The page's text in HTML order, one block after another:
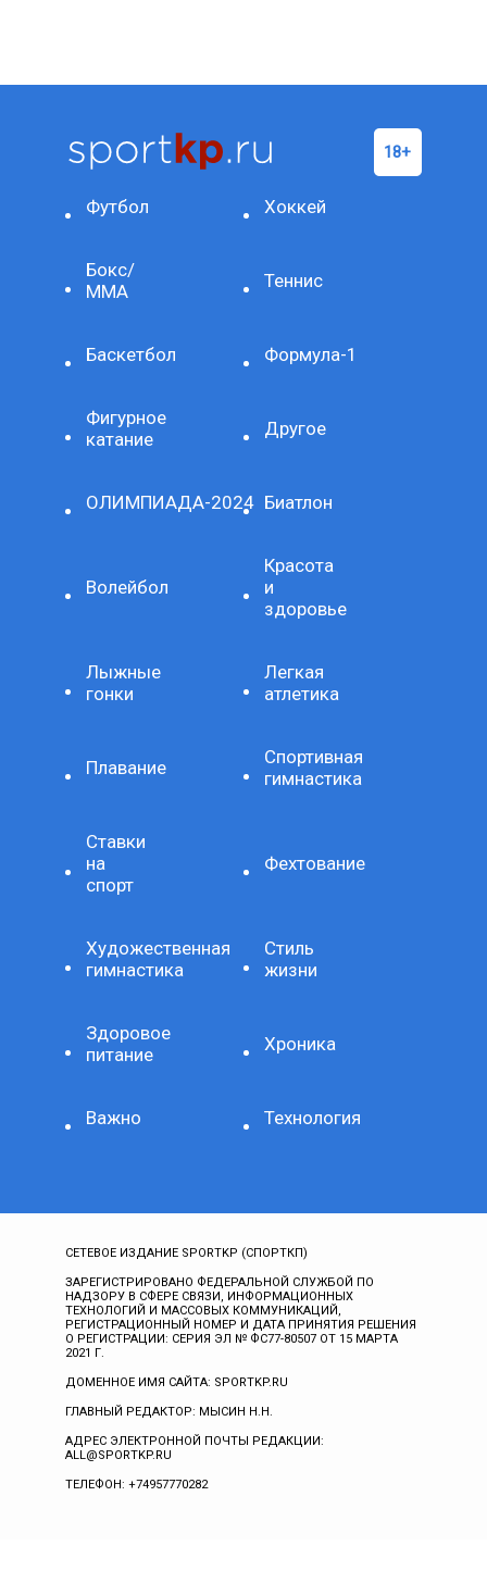
Футбол Хоккей
Бокс/
ММА
Теннис
Баскетбол Формула-1
Фигурное
катание
Другое
ОЛИМПИАДА-2024 Биатлон
Волейбол
Красота
и
здоровье
Лыжные
гонки
Легкая
атлетика
Плавание
Спортивная
гимнастика
Ставки
на
спорт
Фехтование
Художественная
гимнастика
Стиль
жизни
Здоровое
питание
Хроника
Важно Технология
СЕТЕВОЕ ИЗДАНИЕ SPORTKP (СПОРТКП)
ЗАРЕГИСТРИРОВАНО ФЕДЕРАЛЬНОЙ СЛУЖБОЙ ПО
НАДЗОРУ В СФЕРЕ СВЯЗИ, ИНФОРМАЦИОННЫХ
ТЕХНОЛОГИЙ И МАССОВЫХ КОММУНИКАЦИЙ,
РЕГИСТРАЦИОННЫЙ НОМЕР И ДАТА ПРИНЯТИЯ РЕШЕНИЯ
О РЕГИСТРАЦИИ: СЕРИЯ ЭЛ № ФС77-80507 ОТ 15 МАРТА
2021 Г.
ДОМЕННОЕ ИМЯ САЙТА: SPORTKP.RU
ГЛАВНЫЙ РЕДАКТОР: МЫСИН Н.Н.
АДРЕС ЭЛЕКТРОННОЙ ПОЧТЫ РЕДАКЦИИ:
ALL@SPORTKP.RU
ТЕЛЕФОН: +74957770282